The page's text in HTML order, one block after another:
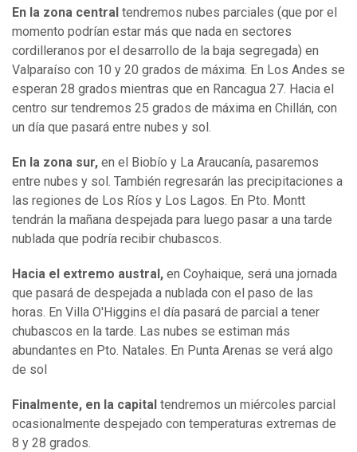
En la zona central tendremos nubes parciales (que por el
momento podrían estar más que nada en sectores
cordilleranos por el desarrollo de la baja segregada) en
Valparaíso con 10 y 20 grados de máxima. En Los Andes se
esperan 28 grados mientras que en Rancagua 27. Hacia el
centro sur tendremos 25 grados de máxima en Chillán, con
un día que pasará entre nubes y sol.
En la zona sur, en el Biobío y La Araucanía, pasaremos
entre nubes y sol. También regresarán las precipitaciones a
las regiones de Los Ríos y Los Lagos. En Pto. Montt
tendrán la mañana despejada para luego pasar a una tarde
nublada que podría recibir chubascos.
Hacia el extremo austral, en Coyhaique, será una jornada
que pasará de despejada a nublada con el paso de las
horas. En Villa O'Higgins el día pasará de parcial a tener
chubascos en la tarde. Las nubes se estiman más
abundantes en Pto. Natales. En Punta Arenas se verá algo
de sol
Finalmente, en la capital tendremos un miércoles parcial
ocasionalmente despejado con temperaturas extremas de
8 y 28 grados.